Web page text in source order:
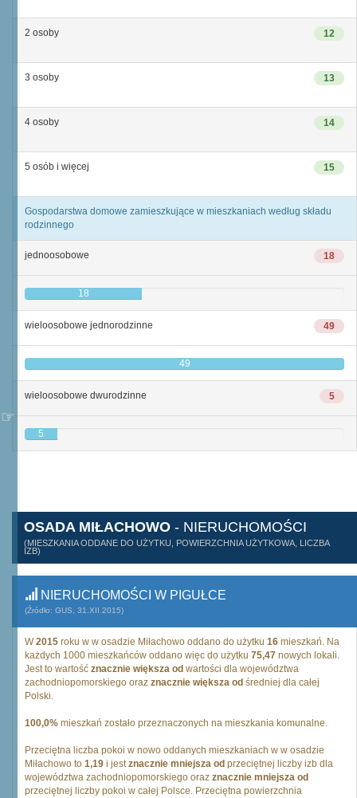
12
2 osoby
13
3 osoby
14
4 osoby
15
5 osób i więcej
Gospodarstwa domowe zamieszkujące w mieszkaniach według składu
rodzinnego
18
jednoosobowe
18
49
wieloosobowe jednorodzinne
49
5
wieloosobowe dwurodzinne
5
OSADA MIŁACHOWO - NIERUCHOMOŚCI
(MIESZKANIA ODDANE DO UŻYTKU, POWIERZCHNIA UŻYTKOWA, LICZBA
IZB)
NIERUCHOMOŚCI W PIGUŁCE
(Źródło: GUS, 31.XII.2015)
W2015 roku w w osadzie Miłachowo oddano do użytku 16 mieszkań. Na
każdych 1000 mieszkańców oddano więc do użytku 75,47 nowych lokali.
Jest to wartość znacznie większa od wartości dla województwa
zachodniopomorskiego oraz znacznie większa od średniej dla całej
Polski.
100,0% mieszkań zostało przeznaczonych na mieszkania komunalne.
Przeciętna liczba pokoi w nowo oddanych mieszkaniach w w osadzie
Miłachowo to 1,19 i jestznacznie mniejsza od przeciętnej liczby izb dla
województwa zachodniopomorskiego oraz znacznie mniejsza od
przeciętnej liczby pokoi w całej Polsce. Przeciętna powierzchnia